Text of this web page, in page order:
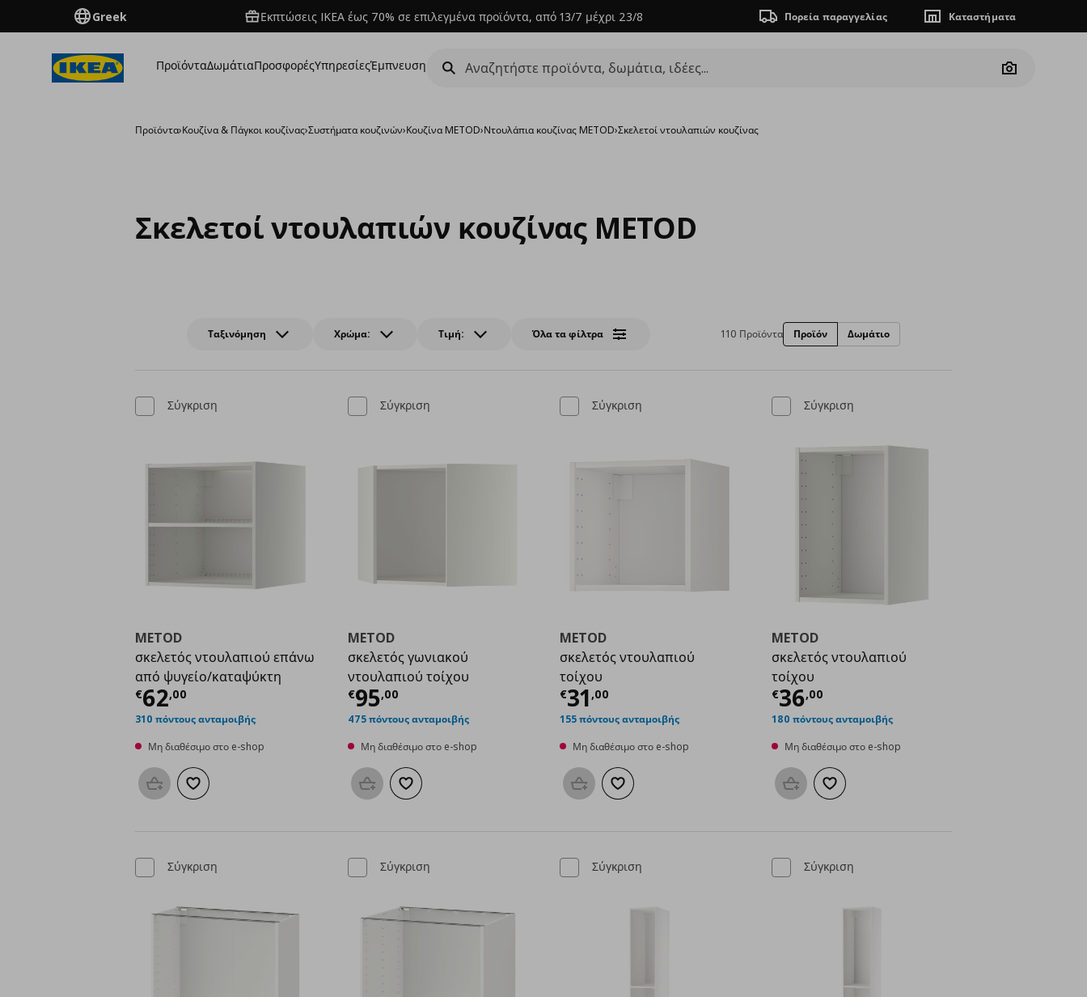
Greek Εκπτώσεις IKEA έως 70% σε επιλεγμένα προϊόντα, από 13/7 μέχρι 23/8 Πορεία παραγγελίας Καταστήματα
ΠροϊόνταΔωμάτιαΠροσφορέςΥπηρεσίεςΈμπνευση
Camera
Προϊόντα›Κουζίνα & Πάγκοι κουζίνας›Συστήματα κουζινών›Κουζίνα METOD›Ντουλάπια κουζίνας METOD›Σκελετοί ντουλαπιών κουζίνας
Σκελετοί ντουλαπιών κουζίνας METOD
Ταξινόμηση Χρώμα: Τιμή: Όλα τα φίλτρα 110 Προϊόντα Προϊόν Δωμάτιο
Σύγκριση
METOD
σκελετός ντουλαπιού επάνω
από ψυγείο/καταψύκτη
€62,00
Τρέχουσα τιμή € 62,00
310 πόντους ανταμοιβής
Μη διαθέσιμο στο e-shop
Προσθήκη στο καλάθι
Προσθήκη στα αγαπημένα
Σύγκριση
METOD
σκελετός γωνιακού
ντουλαπιού τοίχου
€95,00
Τρέχουσα τιμή € 95,00
475 πόντους ανταμοιβής
Μη διαθέσιμο στο e-shop
Προσθήκη στο καλάθι
Προσθήκη στα αγαπημένα
Σύγκριση
METOD
σκελετός ντουλαπιού
τοίχου
€31 ,00
Τρέχουσα τιμή € 31,00
155 πόντους ανταμοιβής
Μη διαθέσιμο στο e-shop
Προσθήκη στο καλάθι
Προσθήκη στα αγαπημένα
Σύγκριση
METOD
σκελετός ντουλαπιού
τοίχου
€36,00
Τρέχουσα τιμή
180 πόντους ανταμοιβής
Μη διαθέσιμο στο e-shop
Προσθήκη στο καλάθι
Προσθήκη στα αγαπημένα
Σύγκριση Σύγκριση Σύγκριση Σύγκριση